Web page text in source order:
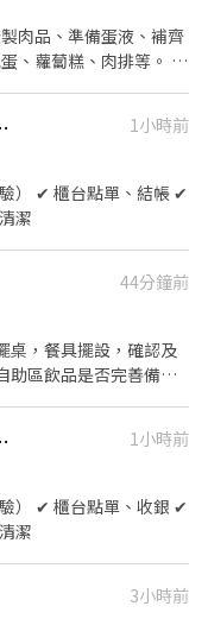
肉品、準備蛋液、補齊
、蘿蔔糕、肉排等。 出
： 將餐點送至座位，協
碗盤、擦拭桌椅、打掃
工作特性與挑
需極快，應對壓力需
薪210元起
1小時前
） ✔ 櫃台點單、結帳 ✔
潔
44分鐘前
桌，餐具擺設，確認及
助區飲品是否完善備妥
客人是否有漏菜或未上
調查。 5.進行桌邊服
態
相配合 培養團隊默契無
薪210元起
1小時前
） ✔ 櫃台點單、收銀 ✔
潔
3小時前